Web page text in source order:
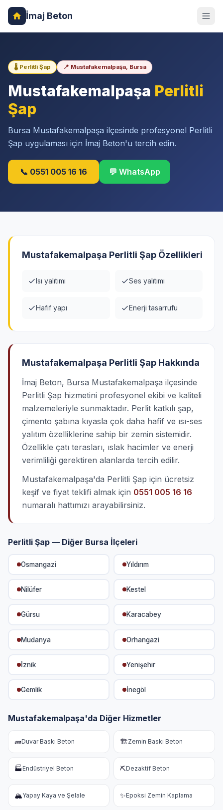
İmaj Beton
🌡️ Perlitli Şap 📍 Mustafakemalpaşa, Bursa
Mustafakemalpaşa Perlitli
Şap
Bursa Mustafakemalpaşa ilçesinde profesyonel Perlitli
Şap uygulaması için İmaj Beton'u tercih edin.
📞 0551 005 16 16 💬 WhatsApp
Mustafakemalpaşa Perlitli Şap Özellikleri
Isı yalıtımı Ses yalıtımı
Hafif yapı Enerji tasarrufu
Mustafakemalpaşa Perlitli Şap Hakkında
İmaj Beton, Bursa Mustafakemalpaşa ilçesinde
Perlitli Şap hizmetini profesyonel ekibi ve kaliteli
malzemeleriyle sunmaktadır. Perlit katkılı şap,
çimento şabına kıyasla çok daha hafif ve ısı-ses
yalıtım özelliklerine sahip bir zemin sistemidir.
Özellikle çatı terasları, ıslak hacimler ve enerji
verimliliği gerektiren alanlarda tercih edilir.
Mustafakemalpaşa'da Perlitli Şap için ücretsiz
keşif ve fiyat teklifi almak için 0551 005 16 16
numaralı hattımızı arayabilirsiniz.
Perlitli Şap — Diğer Bursa İlçeleri
Osmangazi Yıldırım
Nilüfer Kestel
Gürsu Karacabey
Mudanya Orhangazi
İznik Yenişehir
Gemlik İnegöl
Mustafakemalpaşa'da Diğer Hizmetler
🧱Duvar Baskı Beton 🏗️Zemin Baskı Beton
🏭Endüstriyel Beton ⛏️Dezaktif Beton
🏔️Yapay Kaya ve Şelale ✨Epoksi Zemin Kaplama